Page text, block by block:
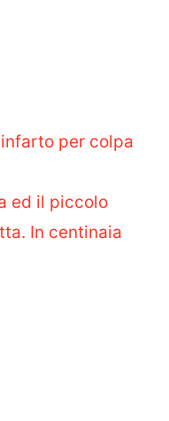
infarto per colpa
ed il piccolo
In centinaia